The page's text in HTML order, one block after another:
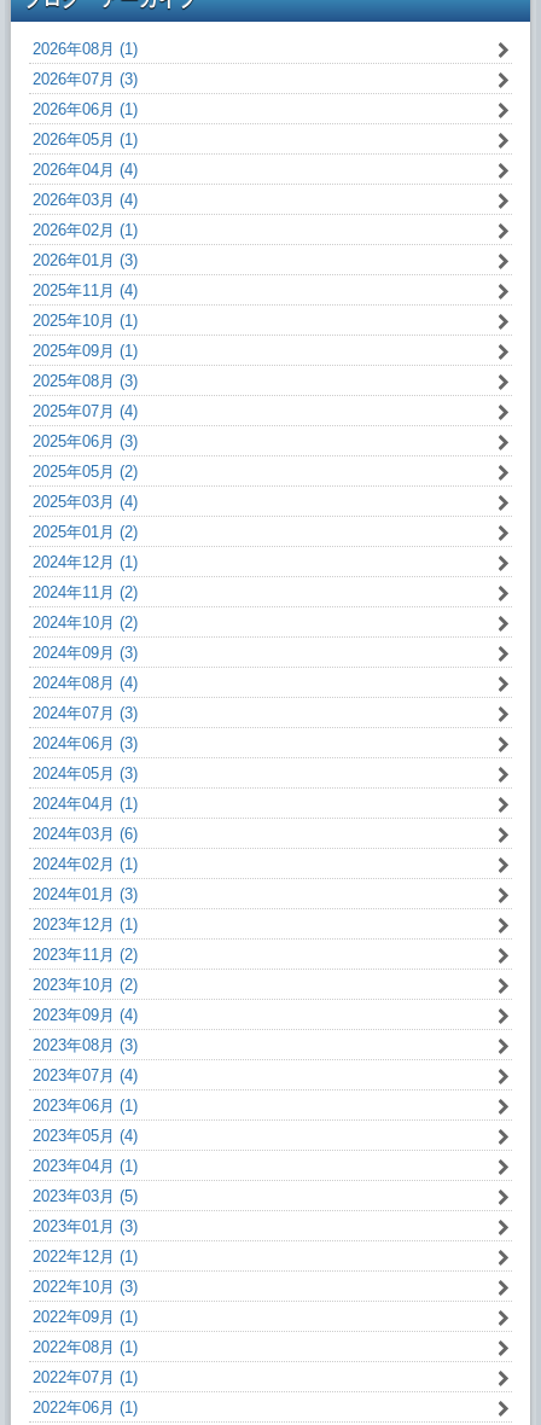
2026年08月 (1)
2026年07月 (3)
2026年06月 (1)
2026年05月 (1)
2026年04月 (4)
2026年03月 (4)
2026年02月 (1)
2026年01月 (3)
2025年11月 (4)
2025年10月 (1)
2025年09月 (1)
2025年08月 (3)
2025年07月 (4)
2025年06月 (3)
2025年05月 (2)
2025年03月 (4)
2025年01月 (2)
2024年12月 (1)
2024年11月 (2)
2024年10月 (2)
2024年09月 (3)
2024年08月 (4)
2024年07月 (3)
2024年06月 (3)
2024年05月 (3)
2024年04月 (1)
2024年03月 (6)
2024年02月 (1)
2024年01月 (3)
2023年12月 (1)
2023年11月 (2)
2023年10月 (2)
2023年09月 (4)
2023年08月 (3)
2023年07月 (4)
2023年06月 (1)
2023年05月 (4)
2023年04月 (1)
2023年03月 (5)
2023年01月 (3)
2022年12月 (1)
2022年10月 (3)
2022年09月 (1)
2022年08月 (1)
2022年07月 (1)
2022年06月 (1)